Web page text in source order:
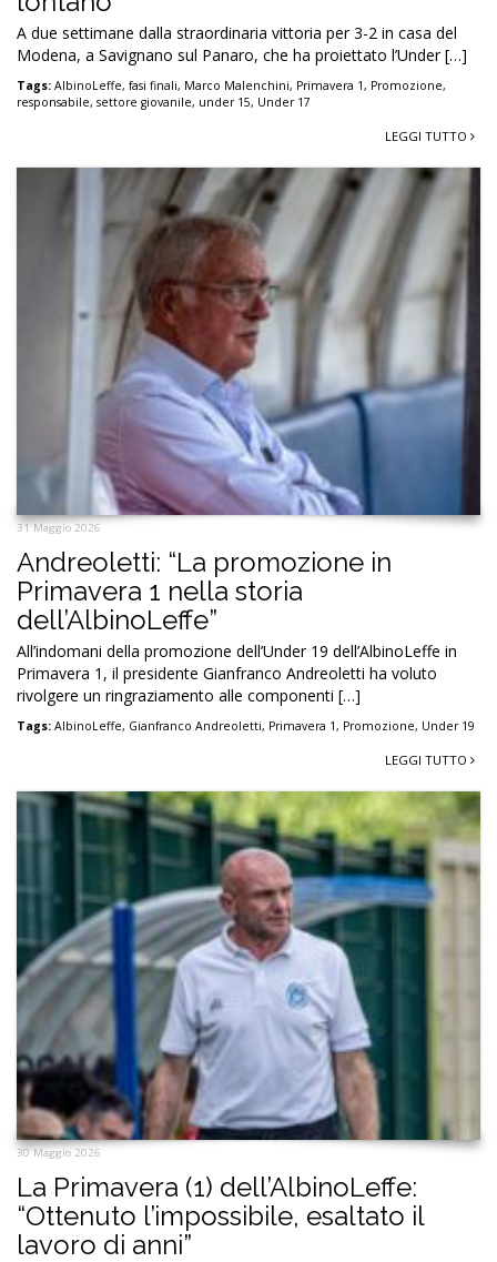
A due settimane dalla straordinaria vittoria per 3-2 in casa del
Modena, a Savignano sul Panaro, che ha proiettato l’Under […]
Tags: AlbinoLeffe, fasi finali, Marco Malenchini, Primavera 1, Promozione,
responsabile, settore giovanile, under 15, Under 17
LEGGI TUTTO
31 Maggio 2026
Andreoletti: “La promozione in
Primavera 1 nella storia
dell’AlbinoLeffe”
All’indomani della promozione dell’Under 19 dell’AlbinoLeffe in
Primavera 1, il presidente Gianfranco Andreoletti ha voluto
rivolgere un ringraziamento alle componenti […]
Tags: AlbinoLeffe, Gianfranco Andreoletti, Primavera 1, Promozione, Under 19
LEGGI TUTTO
30 Maggio 2026
La Primavera (1) dell’AlbinoLeffe:
“Ottenuto l’impossibile, esaltato il
lavoro di anni”